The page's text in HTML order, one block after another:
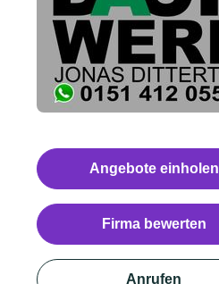
Angebote einholen
Firma bewerten
Anrufen